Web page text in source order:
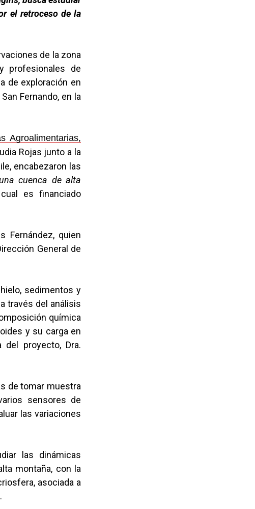
el retroceso de la
de la zona
profesionales de
de exploración en
Fernando, en la
Agroalimentarias,
Rojas junto a la
encabezaron las
cuenca de alta
es financiado
Fernández, quien
General de
sedimentos y
través del análisis
química
y su carga en
proyecto, Dra.
de tomar muestra
sensores de
las variaciones
las dinámicas
montaña, con la
asociada a